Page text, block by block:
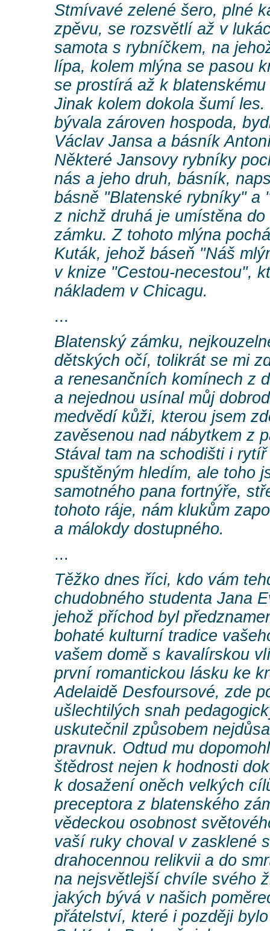
Stmívavé zelené šero, plné
zpěvu, se rozsvětlí až v
samota s rybníčkem, na
lípa, kolem mlýna se pasou
se prostírá až k
Jinak kolem dokola šumí
bývala zároven hospoda,
Václav Jansa a básník
Některé Jansovy rybníky
nás a jeho druh, básník,
básně "Blatenské rybníky" a
z nichž druhá je umístěna
zámku. Z tohoto mlýna
Kuták, jehož báseň "Náš
v knize "Cestou-necestou",
nákladem v Chicagu.
...
Blatenský zámku,
dětských očí, tolikrát se mi
a renesančních komínech z
a nejednou usínal můj
medvědí kůži, kterou jsem
zavěsenou nad nábytkem z
Stával tam na schodišti i
spuštěným hledím, ale toho
samotného pana fortnýře,
tohoto ráje, nám klukům
a málokdy dostupného.
...
Těžko dnes říci, kdo vám
chudobného studenta Jana
jehož příchod byl
bohaté kulturní tradice
vašem domě s kavalírskou
první romantickou lásku ke
Adelaidě Desfoursové, zde
ušlechtilých snah
uskutečnil způsobem
pravnuk. Odtud mu
štědrost nejen k hodnosti
k dosažení oněch velkých
preceptora z blatenského
vědeckou osobnost
vaší ruky choval v zasklené
drahocennou relikvii a do
na nejsvětlejší chvíle svého
jakých bývá v našich
přátelství, které i později